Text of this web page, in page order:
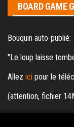
BOARD GAME
Bouquin auto-publié:
"Le loup laisse
Allez ici pour le
(attention, fichier